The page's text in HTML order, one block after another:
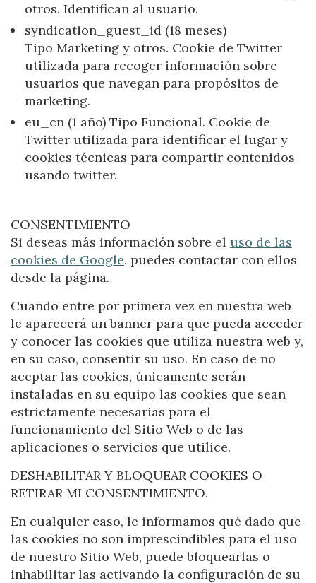
otros. Identifican al usuario.
syndication_guest_id (18 meses)
Tipo Marketing y otros. Cookie de Twitter
utilizada para recoger información sobre
usuarios que navegan para propósitos de
marketing.
eu_cn (1 año) Tipo Funcional. Cookie de
Twitter utilizada para identificar el lugar y
cookies técnicas para compartir contenidos
usando twitter.
CONSENTIMIENTO
Si deseas más información sobre el uso de las
cookies de Google, puedes contactar con ellos
desde la página.
Cuando entre por primera vez en nuestra web
le aparecerá un banner para que pueda acceder
y conocer las cookies que utiliza nuestra web y,
en su caso, consentir su uso. En caso de no
aceptar las cookies, únicamente serán
instaladas en su equipo las cookies que sean
estrictamente necesarias para el
funcionamiento del Sitio Web o de las
aplicaciones o servicios que utilice.
DESHABILITAR Y BLOQUEAR COOKIES O
RETIRAR MI CONSENTIMIENTO.
En cualquier caso, le informamos qué dado que
las cookies no son imprescindibles para el uso
de nuestro Sitio Web, puede bloquearlas o
inhabilitar las activando la configuración de su